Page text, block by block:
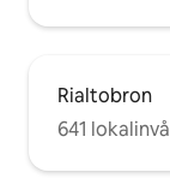
Rialtobron
641